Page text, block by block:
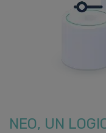
NEO, UN